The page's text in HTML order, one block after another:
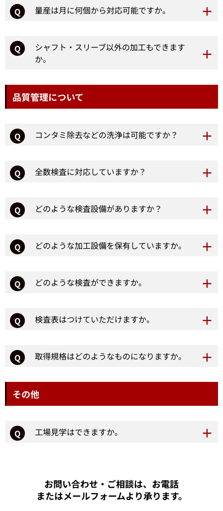
Q 量産は月に何個から対応可能ですか。
Q
シャフト・スリーブ以外の加工もできます
か。
品質管理について
Q コンタミ除去などの洗浄は可能ですか？
Q 全数検査に対応していますか？
Q どのような検査設備がありますか？
Q どのような加工設備を保有していますか。
Q どのような検査ができますか。
Q 検査表はつけていただけますか。
Q 取得規格はどのようなものになりますか。
その他
Q 工場見学はできますか。
お問い合わせ・ご相談は、お電話
またはメールフォームより承ります。